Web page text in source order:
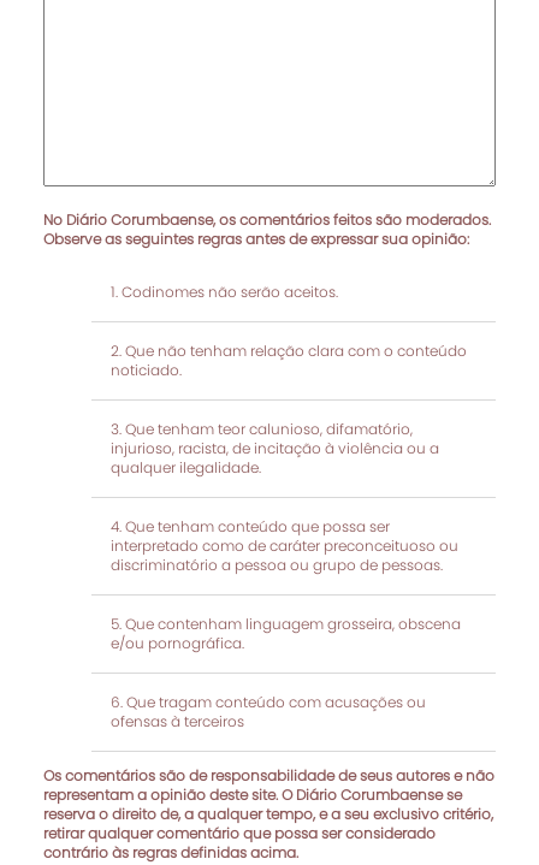
No Diário Corumbaense, os comentários feitos são moderados.
Observe as seguintes regras antes de expressar sua opinião:
Codinomes não serão aceitos.
Que não tenham relação clara com o conteúdo
noticiado.
Que tenham teor calunioso, difamatório,
injurioso, racista, de incitação à violência ou a
qualquer ilegalidade.
Que tenham conteúdo que possa ser
interpretado como de caráter preconceituoso ou
discriminatório a pessoa ou grupo de pessoas.
Que contenham linguagem grosseira, obscena
e/ou pornográfica.
Que tragam conteúdo com acusações ou
ofensas à terceiros
Os comentários são de responsabilidade de seus autores e não
representam a opinião deste site. O Diário Corumbaense se
reserva o direito de, a qualquer tempo, e a seu exclusivo critério,
retirar qualquer comentário que possa ser considerado
contrário às regras definidas acima.